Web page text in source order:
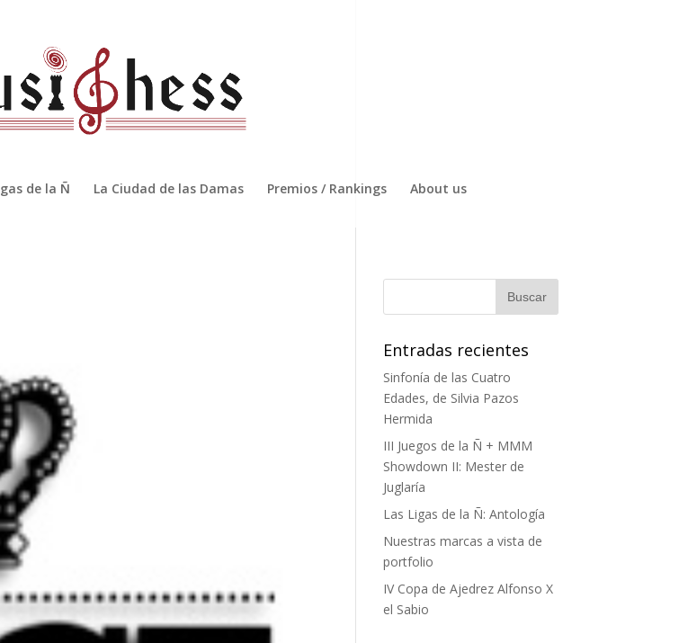
de la Ñ La Ciudad de las Damas Premios / Rankings About us
Entradas recientes
Sinfonía de las Cuatro
Edades, de Silvia Pazos
Hermida
III Juegos de la Ñ + MMM
Showdown II: Mester de
Juglaría
Las Ligas de la Ñ: Antología
Nuestras marcas a vista de
portfolio
IV Copa de Ajedrez Alfonso X
el Sabio